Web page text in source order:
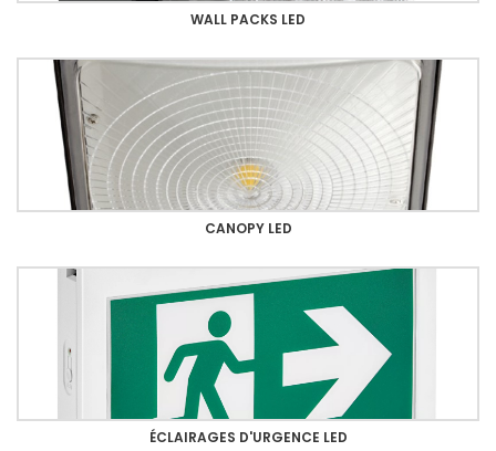
WALL PACKS LED
CANOPY LED
ÉCLAIRAGES D'URGENCE LED